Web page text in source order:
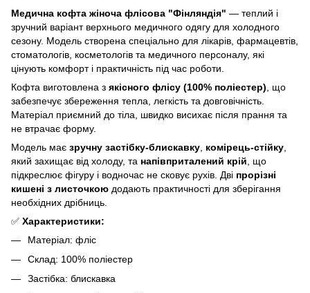
Медична кофта жіноча флісова "Фінляндія" — теплий і
зручний варіант верхнього медичного одягу для холодного
сезону. Модель створена спеціально для лікарів, фармацевтів,
стоматологів, косметологів та медичного персоналу, які
цінують комфорт і практичність під час роботи.
Кофта виготовлена з якісного флісу (100% поліестер) , що
забезпечує збереження тепла, легкість та довговічність.
Матеріал приємний до тіла, швидко висихає після прання та
не втрачає форму.
Модель має зручну застібку-блискавку комірець-стійку
який захищає від холоду, та напівприталений крій , що
підкреслює фігуру і водночас не сковує рухів. Дві прорізні
кишені з листочкою додають практичності для зберігання
необхідних дрібниць.
✅ Характеристики:
Матеріал: фліс
Склад: 100% поліестер
Застібка: блискавка